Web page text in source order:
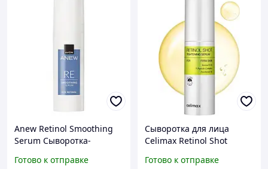
Anew Retinol Smoothing
Serum Сыворотка-
ретинолом, 30 мл
Готово к отправке
Сыворотка для лица
Celimax Retinol Shot
ретинолом 0.1% и
Готово к отправке